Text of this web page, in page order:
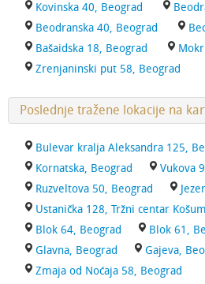
Kovinska 40, Beograd
Beodranska 40, Beograd
Bašaidska 18, Beograd
Zrenjaninski put 58, Beograd
Poslednje tražene lokacije na
Bulevar kralja Aleksandra 125,
Kornatska, Beograd
Vukova
Ruzveltova 50, Beograd
Ustanička 128, Tržni centar
Blok 64, Beograd
Blok 61,
Glavna, Beograd
Gajeva,
Zmaja od Noćaja 58, Beograd